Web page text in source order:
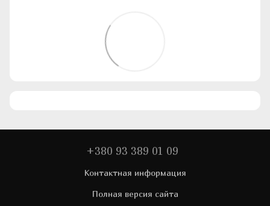
+380 93 389 01 09
Контактная информация
Полная версия сайта